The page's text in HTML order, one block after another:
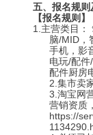
五、 报名规则
【报名规则 】
1. 主营类目：
脑/MID，
手机，影
电玩/配
配件厨房
2.集市卖
3.淘宝网
营销资质
https://